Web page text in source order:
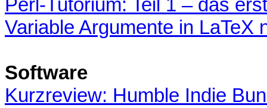
Perl-Tutorium: Teil 1 – das
Variable Argumente in LaTeX
Software
Kurzreview: Humble Indie